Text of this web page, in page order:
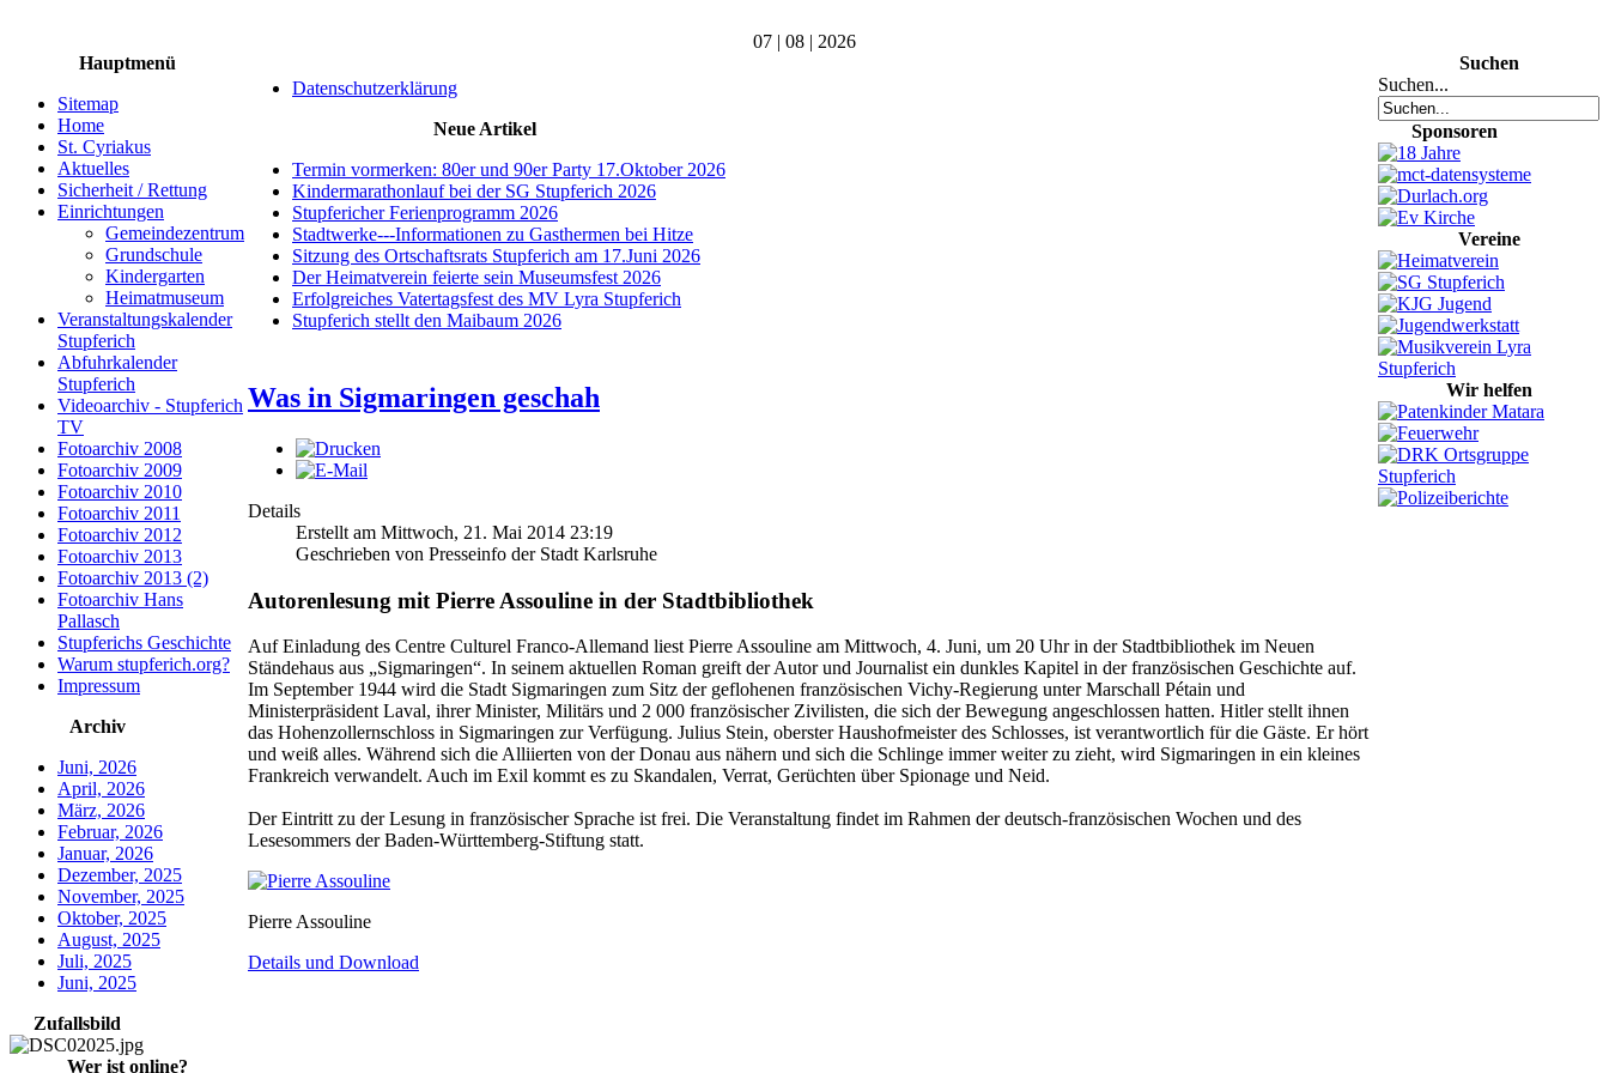
07 | 08 | 2026
Hauptmenü
Sitemap
Home
St. Cyriakus
Aktuelles
Sicherheit / Rettung
Einrichtungen
Gemeindezentrum
Grundschule
Kindergarten
Heimatmuseum
Veranstaltungskalender
Stupferich
Abfuhrkalender
Stupferich
Videoarchiv - Stupferich
TV
Fotoarchiv 2008
Fotoarchiv 2009
Fotoarchiv 2010
Fotoarchiv 2011
Fotoarchiv 2012
Fotoarchiv 2013
Fotoarchiv 2013 (2)
Fotoarchiv Hans
Pallasch
Stupferichs Geschichte
Warum stupferich.org?
Impressum
Archiv
Juni, 2026
April, 2026
März, 2026
Februar, 2026
Januar, 2026
Dezember, 2025
November, 2025
Oktober, 2025
August, 2025
Juli, 2025
Juni, 2025
Zufallsbild
Wer ist online?
Datenschutzerklärung
Neue Artikel
Termin vormerken: 80er und 90er Party 17.Oktober 2026
Kindermarathonlauf bei der SG Stupferich 2026
Stupfericher Ferienprogramm 2026
Stadtwerke---Informationen zu Gasthermen bei Hitze
Sitzung des Ortschaftsrats Stupferich am 17.Juni 2026
Der Heimatverein feierte sein Museumsfest 2026
Erfolgreiches Vatertagsfest des MV Lyra Stupferich
Stupferich stellt den Maibaum 2026
Was in Sigmaringen geschah
Details
Erstellt am Mittwoch, 21. Mai 2014 23:19
Geschrieben von Presseinfo der Stadt Karlsruhe
Autorenlesung mit Pierre Assouline in der Stadtbibliothek
Auf Einladung des Centre Culturel Franco-Allemand liest Pierre Assouline am Mittwoch, 4. Juni, um 20 Uhr in der Stadtbibliothek im Neuen
Ständehaus aus „Sigmaringen“. In seinem aktuellen Roman greift der Autor und Journalist ein dunkles Kapitel in der französischen Geschichte auf.
Im September 1944 wird die Stadt Sigmaringen zum Sitz der geflohenen französischen Vichy-Regierung unter Marschall Pétain und
Ministerpräsident Laval, ihrer Minister, Militärs und 2 000 französischer Zivilisten, die sich der Bewegung angeschlossen hatten. Hitler stellt ihnen
das Hohenzollernschloss in Sigmaringen zur Verfügung. Julius Stein, oberster Haushofmeister des Schlosses, ist verantwortlich für die Gäste. Er hört
und weiß alles. Während sich die Alliierten von der Donau aus nähern und sich die Schlinge immer weiter zu zieht, wird Sigmaringen in ein kleines
Frankreich verwandelt. Auch im Exil kommt es zu Skandalen, Verrat, Gerüchten über Spionage und Neid.
Der Eintritt zu der Lesung in französischer Sprache ist frei. Die Veranstaltung findet im Rahmen der deutsch-französischen Wochen und des
Lesesommers der Baden-Württemberg-Stiftung statt.
Pierre Assouline
Details und Download
Suchen
Suchen...
Sponsoren
Vereine
Wir helfen